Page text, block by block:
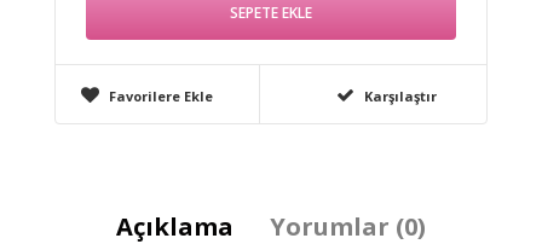
Favorilere Ekle Karşılaştır
Açıklama Yorumlar (0)